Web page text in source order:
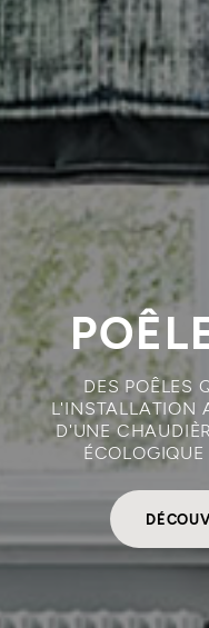
DES POÊLES
L'INSTALLATION
D'UNE